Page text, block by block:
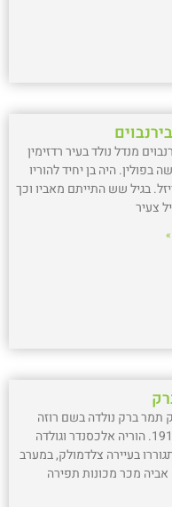
מנדל נולד בעיר רדזימין
בפולין. היה בן יחיד להוריו
בגיל שש התייתם מאביו וכך
צעיר
תמר ברק נולדה בשם רוזה
בשנת 1919. הוריה אלכסנדר וגולדה
בעיירה צלדמולק, במערב
אביה מכר מכונות תפירה